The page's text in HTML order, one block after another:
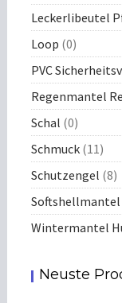
Leckerlibeutel
Loop (0)
PVC
Regenmantel
Schal (0)
Schmuck (11)
Schutzengel (8)
Softshellmantel
Wintermantel
Neuste